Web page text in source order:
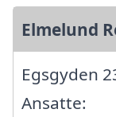
Elmelund
Egsgyden
Ansatte: